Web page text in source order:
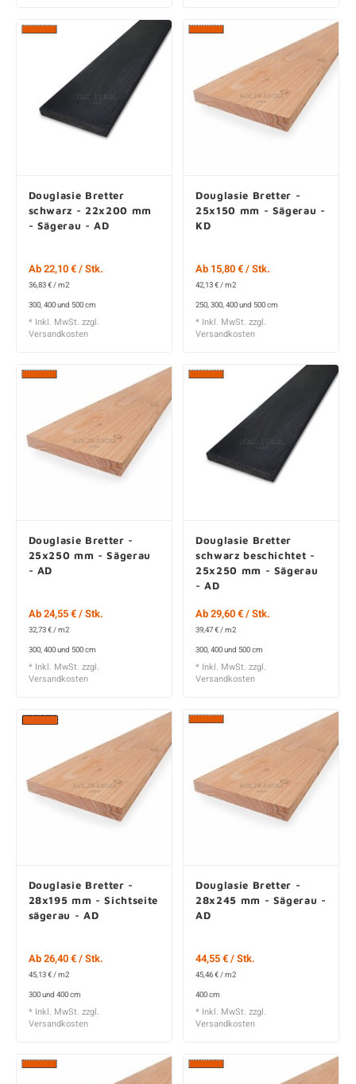
Douglasie Bretter
schwarz - 22x200 mm
- Sägerau - AD
Ab 22,10 € / Stk.
36,83 € / m2
300, 400 und 500 cm
* Inkl. MwSt. zzgl.
Versandkosten
Douglasie Bretter -
25x150 mm - Sägerau -
KD
Ab 15,80 € / Stk.
42,13 € / m2
250, 300, 400 und 500 cm
* Inkl. MwSt. zzgl.
Versandkosten
Douglasie Bretter -
25x250 mm - Sägerau
- AD
Ab 24,55 € / Stk.
32,73 € / m2
300, 400 und 500 cm
* Inkl. MwSt. zzgl.
Versandkosten
Douglasie Bretter
schwarz beschichtet -
25x250 mm - Sägerau
- AD
Ab 29,60 € / Stk.
39,47 € / m2
300, 400 und 500 cm
* Inkl. MwSt. zzgl.
Versandkosten
Douglasie Bretter -
28x195 mm - Sichtseite
sägerau - AD
Ab 26,40 € / Stk.
45,13 € / m2
300 und 400 cm
* Inkl. MwSt. zzgl.
Versandkosten
Douglasie Bretter -
28x245 mm - Sägerau -
AD
44,55 € / Stk.
45,46 € / m2
400 cm
* Inkl. MwSt. zzgl.
Versandkosten